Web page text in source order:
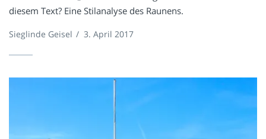
diesem Text? Eine Stilanalyse des Raunens.
Sieglinde Geisel / 3. April 2017